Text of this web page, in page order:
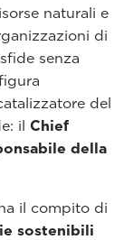
naturali e
di
senza
del
il Chief
della
il compito di
sostenibili